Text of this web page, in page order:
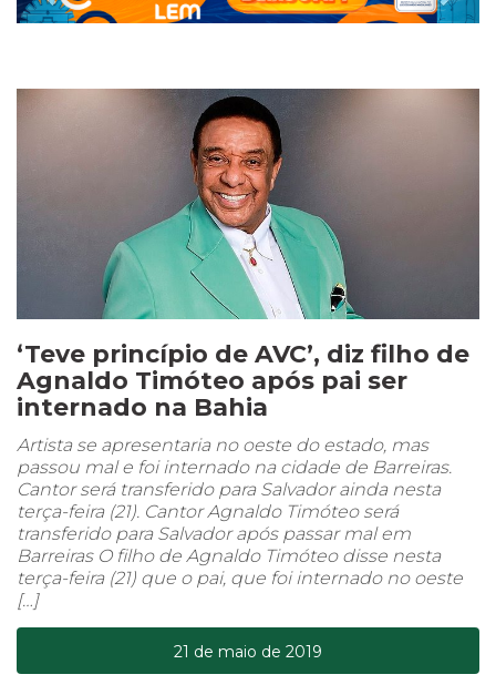
‘Teve princípio de AVC’, diz filho de
Agnaldo Timóteo após pai ser
internado na Bahia
Artista se apresentaria no oeste do estado, mas
passou mal e foi internado na cidade de Barreiras.
Cantor será transferido para Salvador ainda nesta
terça-feira (21). Cantor Agnaldo Timóteo será
transferido para Salvador após passar mal em
Barreiras O filho de Agnaldo Timóteo disse nesta
terça-feira (21) que o pai, que foi internado no oeste
[…]
21 de maio de 2019